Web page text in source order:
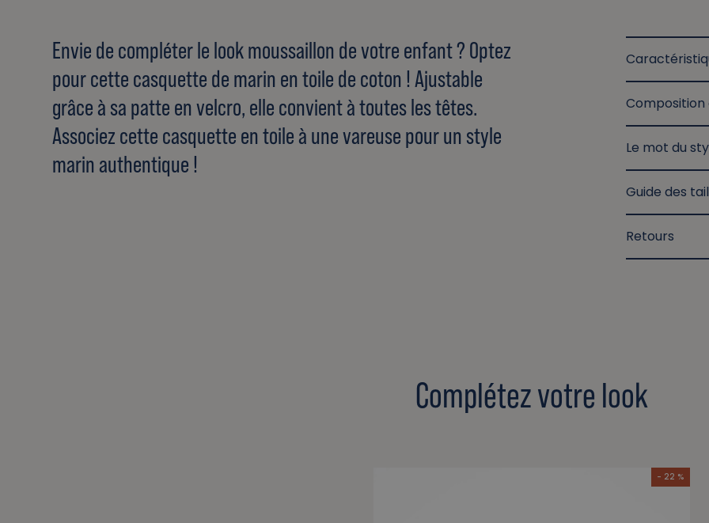
Envie de compléter le look moussaillon de votre enfant ? Optez
pour cette casquette de marin en toile de coton ! Ajustable
grâce à sa patte en velcro, elle convient à toutes les têtes.
Associez cette casquette en toile à une vareuse pour un style
marin authentique !
Le mot du
Guide des
Retours
Complétez votre look
- 22 %